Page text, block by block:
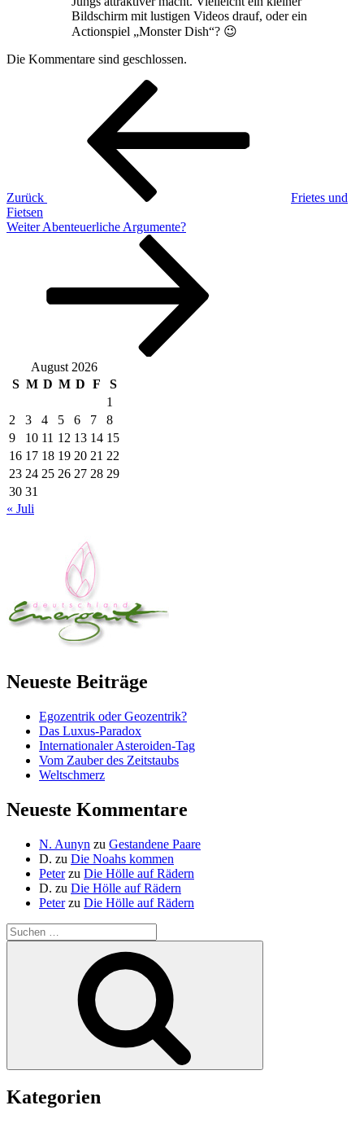
Bildschirm mit lustigen Videos drauf, oder ein
Actionspiel „Monster Dish“? 😉
Die Kommentare sind geschlossen.
Beitragsnavigation
Zurück
Frietes und
Fietsen
Nächster
Weiter Abenteuerliche Argumente?
August 2026
S M D M D F
S
1
2
3 4 5 6 7
8
9
10 11 12 13 14 15
16 17 18 19 20 21 22
23 24 25 26 27 28 29
30 31
« Juli
Neueste Beiträge
Egozentrik oder Geozentrik?
Das Luxus-Paradox
Internationaler Asteroiden-Tag
Vom Zauber des Zeitstaubs
Weltschmerz
Neueste Kommentare
N. Aunyn zu Gestandene Paare
D. zu Die Noahs kommen
Peterzu Die Hölle auf Rädern
D. zu Die Hölle auf Rädern
Peterzu Die Hölle auf Rädern
Suche
nach:
Kategorien